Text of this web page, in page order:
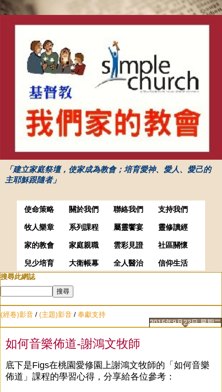
「建立家庭祭壇，使家成為教會；培育愛神、愛人、愛己的
主耶穌跟隨者」
使命策略 關於我們 聯絡我們 支持我們
牧人樂章 系列課程 屬靈饗宴 靈修讀經
家的教會 家庭親職 雲彩見證 社區關懷
兒少培育 大衛帳幕 全人醫治
信仰生活
搜尋此網誌
(經卷)影音 / (主題)影音 / 奉獻支持
2015年9月22日 星期二
如何音樂佈道-謝鴻文牧師
底下是Figs在桃園愛修園上謝鴻文牧師的「如何音樂
佈道」課程的學習心得，分享給各位參考：